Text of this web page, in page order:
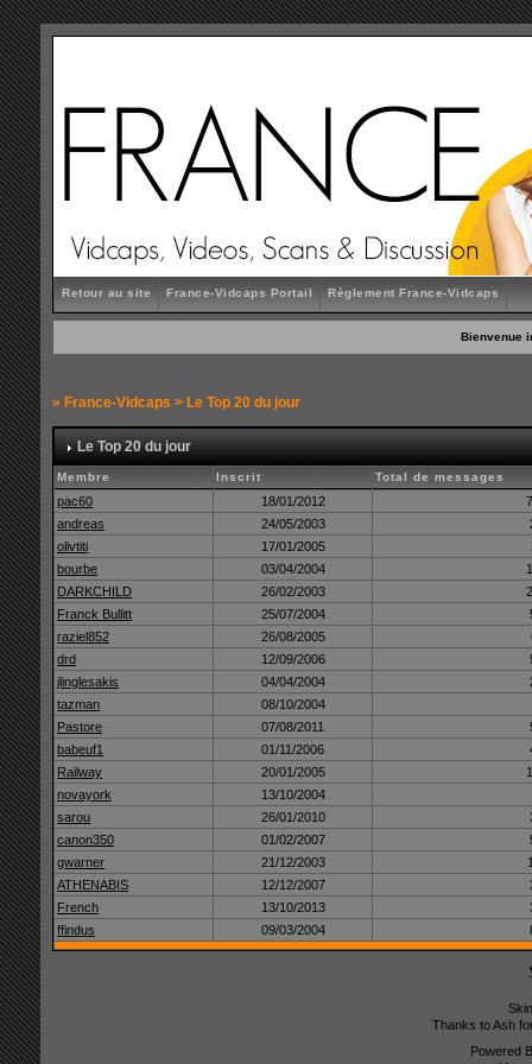
Retour au site France-Vidcaps Portail Règlement France-Vidcaps
Bienvenue
» France-Vidcaps > Le Top 20 du jour
Le Top 20 du jour
Membre Inscrit Total de messages
pac60 18/01/2012
andreas
24/05/2003
olivtiti
17/01/2005
bourbe
03/04/2004
DARKCHILD
26/02/2003
Franck Bullitt
25/07/2004
raziel852
26/08/2005
drd
12/09/2006
jlinglesakis
04/04/2004
tazman
08/10/2004
Pastore
07/08/2011
babeuf1
01/11/2006
Railway
20/01/2005
novayork
13/10/2004
sarou
26/01/2010
canon350
01/02/2007
gwarner
21/12/2003
ATHENABIS
12/12/2007
French
13/10/2013
ffindus
09/03/2004
Thanks to Ash
Powered